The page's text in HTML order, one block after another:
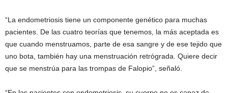
“La endometriosis tiene un componente genético para muchas
pacientes. De las cuatro teorías que tenemos, la más aceptada es
que cuando menstruamos, parte de esa sangre y de ese tejido que
uno bota, también hay una menstruación retrógrada. Quiere decir
que se menstrúa para las trompas de Falopio”, señaló.